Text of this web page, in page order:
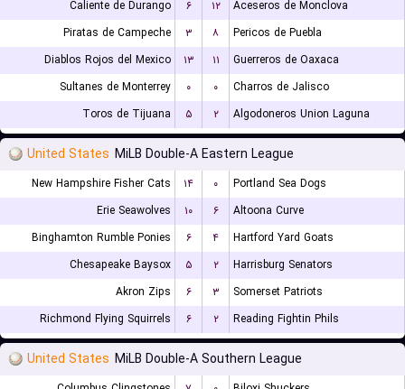
Caliente de Durango
۶ ۱۲
Aceseros de Monclova
Piratas de Campeche
۳ ۸
Pericos de Puebla
Diablos Rojos del Mexico
۱۳ ۱۱
Guerreros de Oaxaca
Sultanes de Monterrey
۰ ۰
Charros de Jalisco
Toros de Tijuana
۵ ۲ Algodoneros Union Laguna
United States MiLB Double-A Eastern League
New Hampshire Fisher Cats ۱۴ ۰
Portland Sea Dogs
Erie Seawolves
۱۰ ۶
Altoona Curve
Binghamton Rumble Ponies
۶ ۴
Hartford Yard Goats
Chesapeake Baysox
۵ ۲
Harrisburg Senators
Akron Zips
۶ ۳
Somerset Patriots
Richmond Flying Squirrels
۶ ۲ Reading Fightin Phils
United States MiLB Double-A Southern League